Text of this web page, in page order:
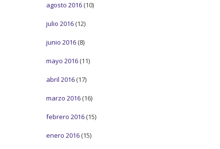
agosto 2016 (10)
julio 2016 (12)
junio 2016 (8)
mayo 2016 (11)
abril 2016 (17)
marzo 2016 (16)
febrero 2016 (15)
enero 2016 (15)